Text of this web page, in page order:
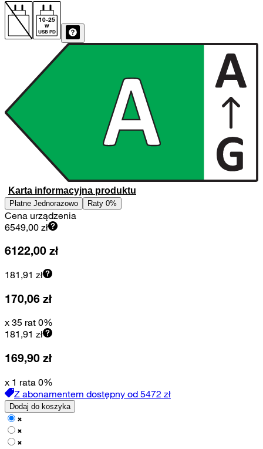
10-25
W
USB PD
Karta informacyjna produktu
Płatne Jednorazowo Raty 0%
Cena urządzenia
6549,00 zł
6122,00 zł
181,91 zł
170,06 zł
x 35 rat 0%
181,91 zł
169,90 zł
x 1 rata 0%
Z abonamentem dostępny od 5472 zł
Dodaj do koszyka